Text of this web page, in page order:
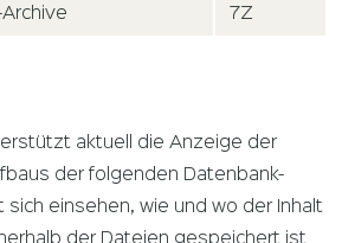
Archive 7Z
aktuell die Anzeige der
der folgenden Datenbank-
sich einsehen, wie und wo der Inhalt
der Dateien gespeichert ist